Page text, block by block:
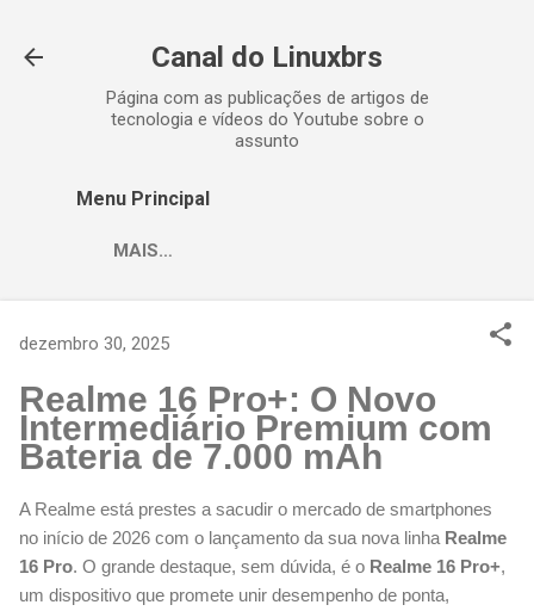
Canal do Linuxbrs
Página com as publicações de artigos de
tecnologia e vídeos do Youtube sobre o
assunto
Menu Principal
MAIS…
dezembro 30, 2025
Realme 16 Pro+: O Novo
Intermediário Premium com
Bateria de 7.000 mAh
A Realme está prestes a sacudir o mercado de smartphones
no início de 2026 com o lançamento da sua nova linha Realme
16 Pro. O grande destaque, sem dúvida, é o Realme 16 Pro+,
um dispositivo que promete unir desempenho de ponta,